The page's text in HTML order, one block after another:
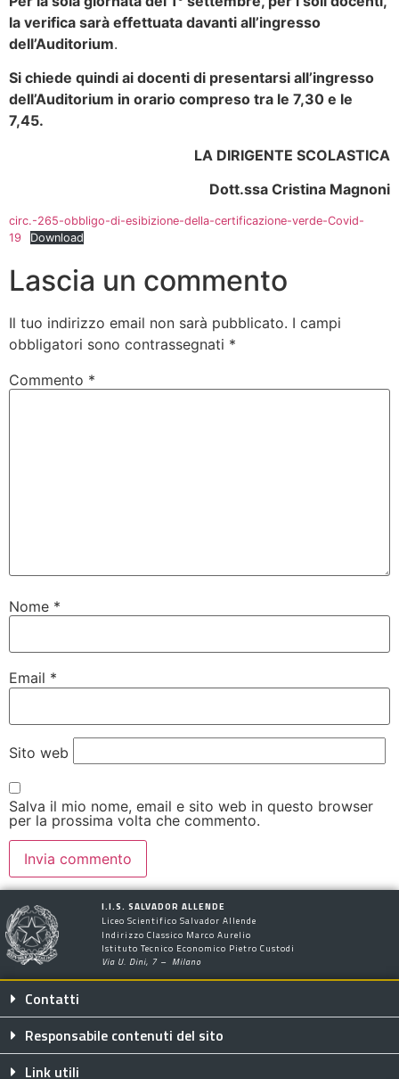
la verifica sarà effettuata davanti all’ingresso
dell’Auditorium.
Si chiede quindi ai docenti di presentarsi all’ingresso
dell’Auditorium in orario compreso tra le 7,30 e le
7,45.
LA DIRIGENTE SCOLASTICA
Dott.ssa Cristina Magnoni
circ.-265-obbligo-di-esibizione-della-certificazione-verde-Covid-
19
Download
Lascia un commento
Il tuo indirizzo email non sarà pubblicato. I campi
obbligatori sono contrassegnati *
Commento *
Nome *
Email *
Sito web
Salva il mio nome, email e sito web in questo browser
per la prossima volta che commento.
I.I.S. SALVADOR ALLENDE
Liceo Scientifico Salvador Allende
Indirizzo Classico Marco Aurelio
Istituto Tecnico Economico Pietro Custodi
Via U. Dini, 7 – Milano
Contatti
Responsabile contenuti del sito
Link utili